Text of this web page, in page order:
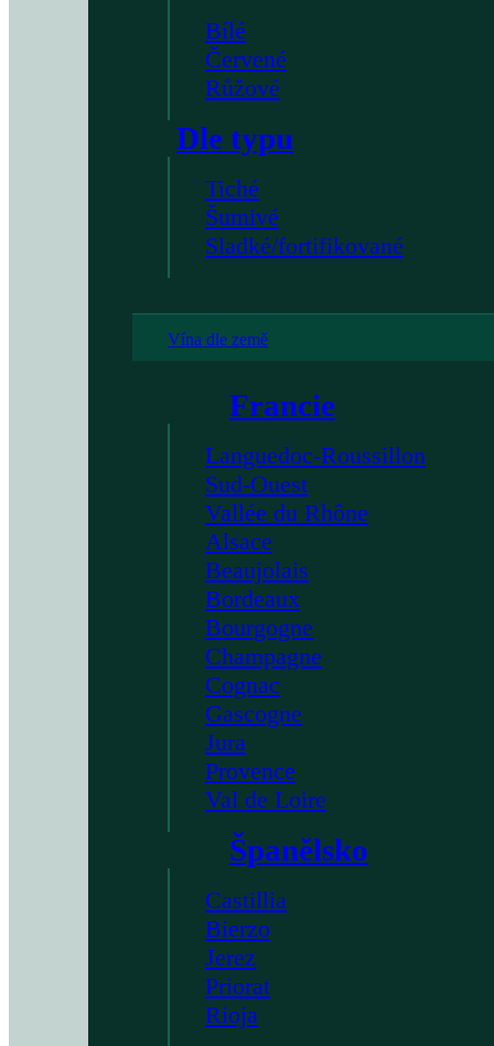
Bílé
Červené
Růžové
Dle typu
Tiché
Šumivé
Sladké/fortifikované
Vína dle země
Francie
Languedoc-Roussillon
Sud-Ouest
Vallée du Rhône
Alsace
Beaujolais
Bordeaux
Bourgogne
Champagne
Cognac
Gascogne
Jura
Provence
Val de Loire
Španělsko
Castillia
Bierzo
Jerez
Priorat
Rioja